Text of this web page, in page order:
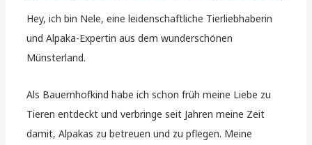
Hey, ich bin Nele, eine leidenschaftliche Tierliebhaberin
und Alpaka-Expertin aus dem wunderschönen
Münsterland.
Als Bauernhofkind habe ich schon früh meine Liebe zu
Tieren entdeckt und verbringe seit Jahren meine Zeit
damit, Alpakas zu betreuen und zu pflegen. Meine